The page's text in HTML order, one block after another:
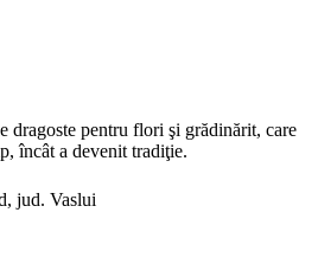
dragoste pentru flori şi grădinărit, care
încât a devenit tradiţie.
jud. Vaslui